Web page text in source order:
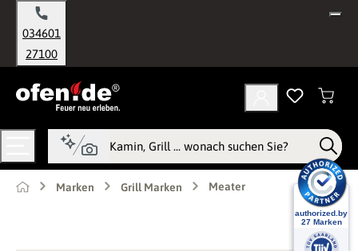
springen
034601
27100
Marken Grill Marken Meater